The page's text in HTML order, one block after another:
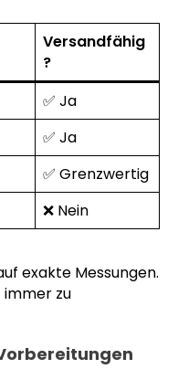
Versandfähig
?
✅ Ja
✅ Ja
✅ Grenzwertig
❌ Nein
exakte Messungen.
zu